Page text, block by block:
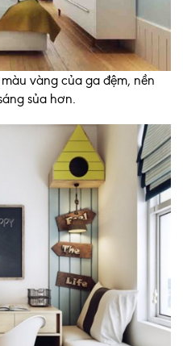
vàng của ga đệm, nền
sủa hơn.